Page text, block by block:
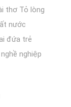
thơ Tỏ lòng
nước
đứa trẻ
nghiệp